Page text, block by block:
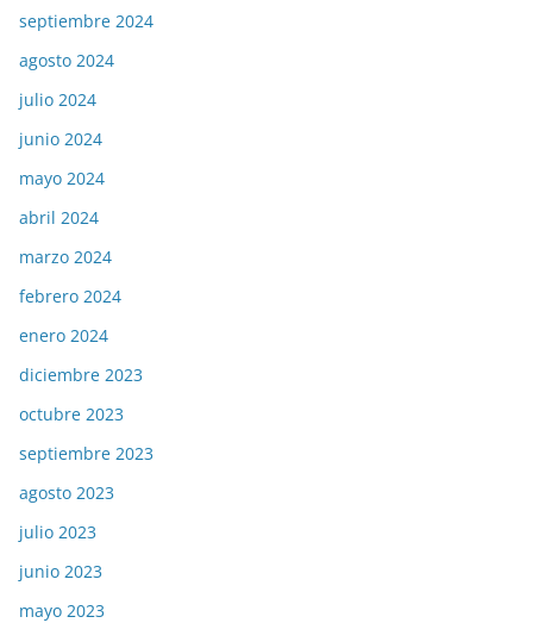
septiembre 2024
agosto 2024
julio 2024
junio 2024
mayo 2024
abril 2024
marzo 2024
febrero 2024
enero 2024
diciembre 2023
octubre 2023
septiembre 2023
agosto 2023
julio 2023
junio 2023
mayo 2023